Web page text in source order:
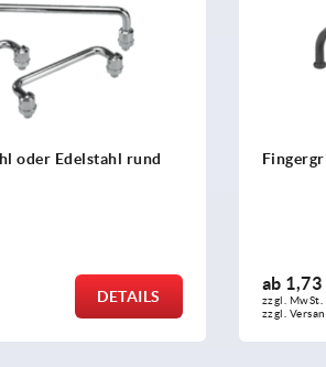
Kunststoff rund